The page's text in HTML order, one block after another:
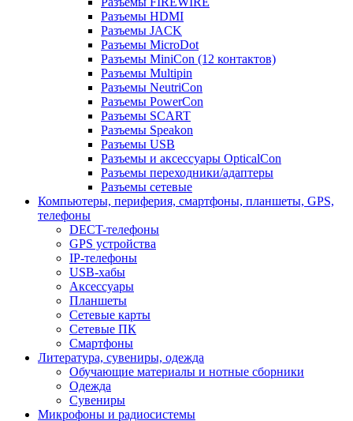
Разъемы HDMI
Разъемы JACK
Разъемы MicroDot
Разъемы MiniCon (12 контактов)
Разъемы Multipin
Разъемы NeutriCon
Разъемы PowerCon
Разъемы SCART
Разъемы Speakon
Разъемы USB
Разъемы и аксессуары OpticalCon
Разъемы переходники/адаптеры
Разъемы сетевые
Компьютеры, периферия, смартфоны, планшеты, GPS,
телефоны
DECT-телефоны
GPS устройства
IP-телефоны
USB-хабы
Аксессуары
Планшеты
Сетевые карты
Сетевые ПК
Смартфоны
Литература, сувениры, одежда
Обучающие материалы и нотные сборники
Одежда
Сувениры
Микрофоны и радиосистемы